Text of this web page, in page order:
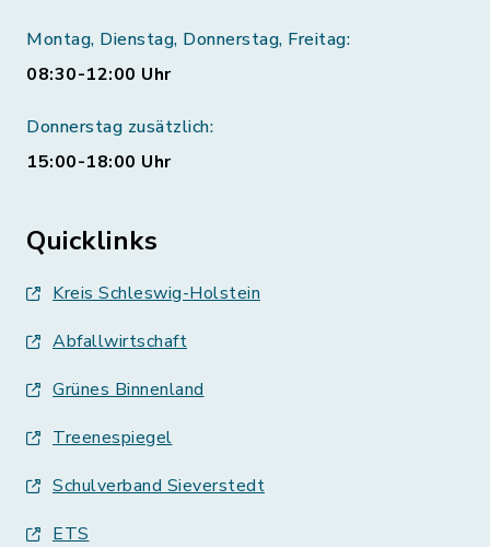
Montag, Dienstag, Donnerstag, Freitag:
08:30-12:00 Uhr
Donnerstag zusätzlich:
15:00-18:00 Uhr
Quicklinks
Kreis Schleswig-Holstein
Abfallwirtschaft
Grünes Binnenland
Treenespiegel
Schulverband Sieverstedt
ETS